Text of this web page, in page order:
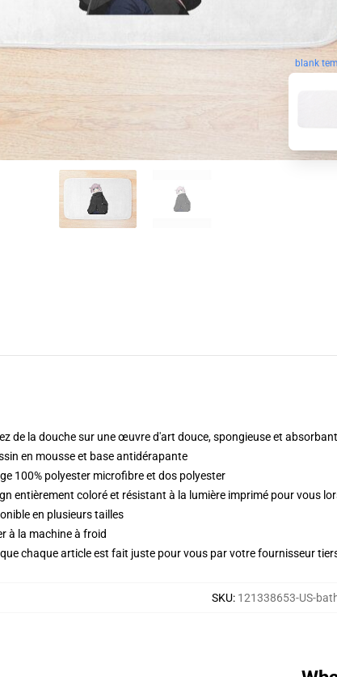
blank
de la douche sur une œuvre d'art douce, spongieuse et
en mousse et base antidérapante
100% polyester microfibre et dos polyester
entièrement coloré et résistant à la lumière imprimé pour vous
en plusieurs tailles
à la machine à froid
chaque article est fait juste pour vous par votre fournisseur
SKU: 121338653-US-